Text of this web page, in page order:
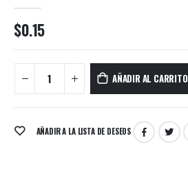
$0.15
AÑADIR AL CARRITO
AÑADIR A LA LISTA DE DESEOS